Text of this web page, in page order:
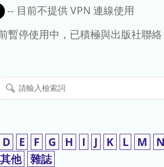
-- 目前不提供 VPN 連線使用
暫停使用中，已積極與出版社聯
索
D E F G H I J K L M N
其他 雜誌